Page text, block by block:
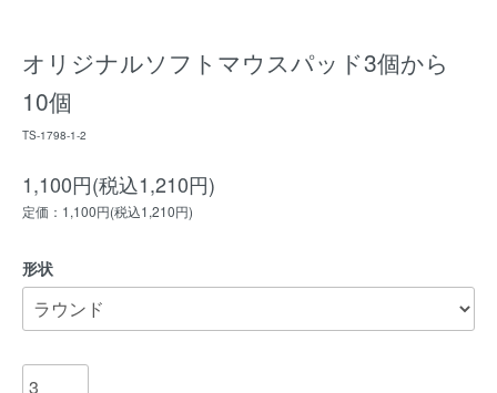
オリジナルソフトマウスパッド3個から
10個
TS-1798-1-2
1,100円(税込1,210円)
定価：1,100円(税込1,210円)
形状